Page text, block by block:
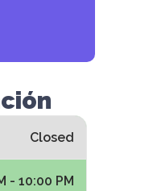
Closed
- 10:00 PM